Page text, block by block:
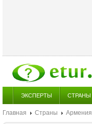
ЭКСПЕРТЫ СТРАНЫ
Главная Страны Армения